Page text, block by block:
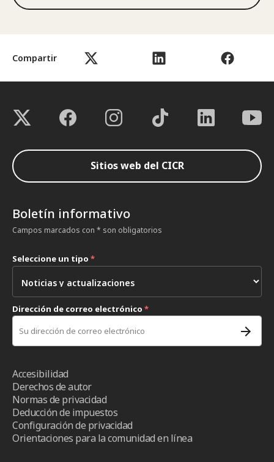
Compartir
Sitios web del CICR
Boletín informativo
Campos marcados con * son obligatorios
Seleccione un tipo *
Dirección de correo electrónico *
Accesibilidad
Derechos de autor
Normas de privacidad
Deducción de impuestos
Configuración de privacidad
Orientaciones para la comunidad en línea